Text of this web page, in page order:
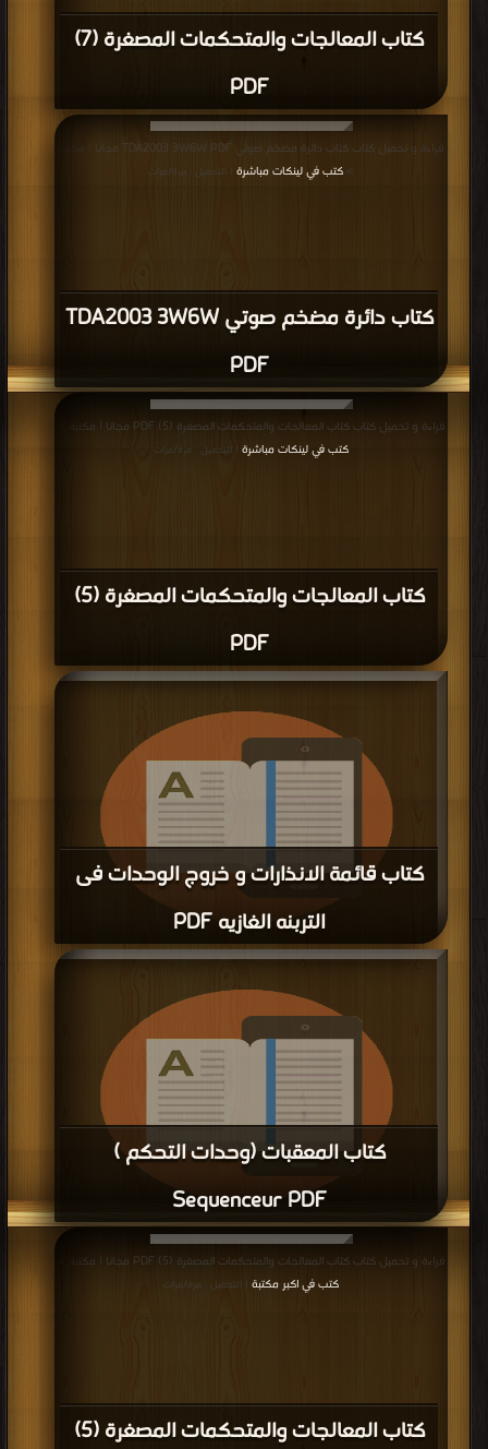
كتاب المعالجات والمتحكمات المصغرة (7)
PDF
كتاب دائرة مضخم صوتي TDA2003 3W6W
PDF
قراءة و تحميل كتاب كتاب دائرة مضخم صوتي TDA2003 3W6W PDF مجانا | مكتبة
> كتب في لينكات مباشرة | التحميل : مرة/مرات
كتاب المعالجات والمتحكمات المصغرة (5)
PDF
قراءة و تحميل كتاب كتاب المعالجات والمتحكمات المصغرة (5) PDF مجانا | مكتبة >
كتب في لينكات مباشرة | التحميل : مرة/مرات
كتاب قائمة الانذارات و خروج الوحدات فى
التربنه الغازيه PDF
قراءة و تحميل كتاب كتاب قائمة الانذارات و خروج الوحدات فى التربنه الغازيه PDF
كتب في احلى| التحميل : مرة/مرات
كتاب المعقبات (وحدات التحكم )
Sequenceur PDF
مكتبة >كتب في اكبر موقع| التحميل : مرة/مرات
كتاب المعالجات والمتحكمات المصغرة (5)
قراءة و تحميل كتاب كتاب المعالجات والمتحكمات المصغرة (5) PDF مجانا | مكتبة >
كتب في اكبر مكتبة
| التحميل : مرة/مرات